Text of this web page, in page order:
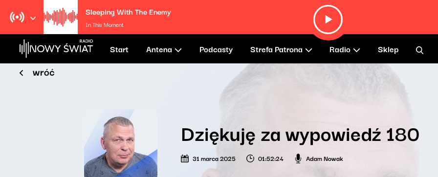
Sleeping With The Enemy
In This Moment
Start Antena Podcasty Strefa Patrona Radio Sklep
wróć
Dziękuję za wypowiedź 180
31 marca 2025 01:52:24 Adam Nowak